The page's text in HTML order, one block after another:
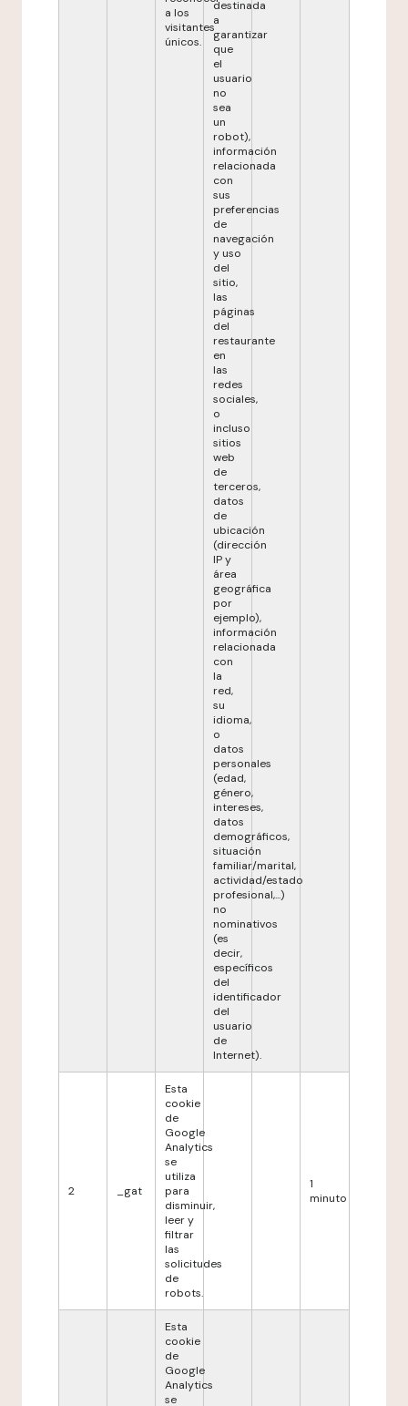
a los
visitantes
únicos.
destinada
a
garantizar
que
el
usuario
no
sea
un
robot),
información
relacionada
con
sus
preferencias
de
navegación
y uso
del
sitio,
las
páginas
del
restaurante
en
las
redes
sociales,
o
incluso
sitios
web
de
terceros,
datos
de
ubicación
(dirección
IP y
área
geográfica
por
ejemplo),
información
relacionada
con
la
red,
su
idioma,
o
datos
personales
(edad,
género,
intereses,
datos
demográficos,
situación
familiar/marital,
actividad/estado
profesional,...)
no
nominativos
(es
decir,
específicos
del
identificador
del
usuario
de
Internet).
2 _gat
Esta
cookie
de
Google
Analytics
se
utiliza
para
disminuir,
leer y
filtrar
las
solicitudes
de
robots.
1
minuto
Esta
cookie
de
Google
Analytics
se